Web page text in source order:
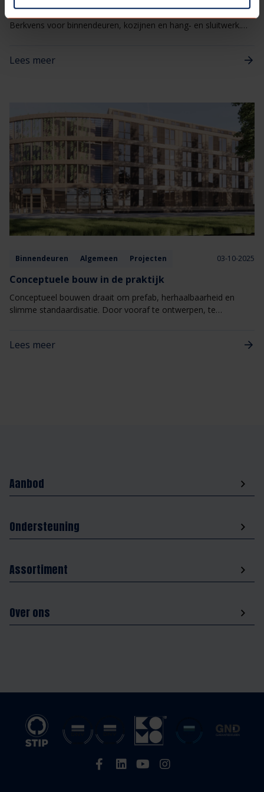
De Deurendokter is de specialistische servicedienst van
Berkvens voor binnendeuren, kozijnen en hang‑ en sluitwerk.
Lees meer
Binnendeuren Algemeen Projecten 03-10-2025
Conceptuele bouw in de praktijk
Conceptueel bouwen draait om prefab, herhaalbaarheid en
slimme standaardisatie. Door vooraf te ontwerpen, te
Lees meer
Aanbod
Ondersteuning
Assortiment
Over ons